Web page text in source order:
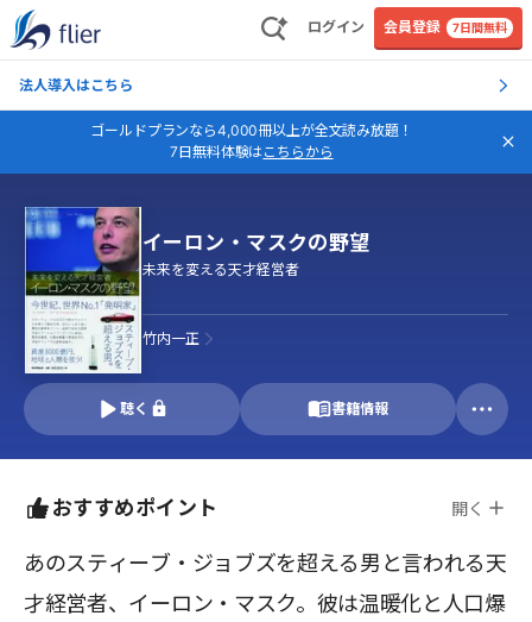
ログイン 会員登録 7日間無料
法人導入はこちら
ゴールドプランなら4,000冊以上が全文読み放題！
7日無料体験はこちらから
イーロン・マスクの野望
未来を変える天才経営者
竹内一正
聴く 書籍情報
おすすめポイント 開く
あのスティーブ・ジョブズを超える男と言われる天
才経営者、イーロン・マスク。彼は温暖化と人口爆